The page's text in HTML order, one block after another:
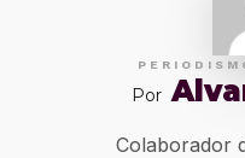
Por
Colaborador